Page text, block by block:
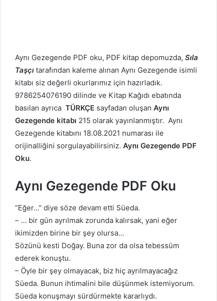
Aynı Gezegende PDF oku, PDF kitap depomuzda, Sıla
Taşçı tarafından kaleme alınan Aynı Gezegende isimli
kitabı siz değerli okurlarımız için hazırladık.
9786254076190 dilinde ve Kitap Kağıdı ebatında
basılan ayrıca TÜRKÇE sayfadan oluşan Aynı
Gezegende kitabı 215 olarak yayınlanmıştır. Aynı
Gezegende kitabını 18.08.2021 numarası ile
orijinalliğini sorgulayabilirsiniz. Aynı Gezegende PDF
Oku.
Aynı Gezegende PDF Oku
“Eğer…” diye söze devam etti Süeda.
– … bir gün ayrılmak zorunda kalırsak, yani eğer
ikimizden birine bir şey olursa…
Sözünü kesti Doğay. Buna zor da olsa tebessüm
ederek konuştu.
– Öyle bir şey olmayacak, biz hiç ayrılmayacağız
Süeda. Bunun ihtimalini bile düşünmek istemiyorum.
Süeda konuşmayı sürdürmekte kararlıydı.